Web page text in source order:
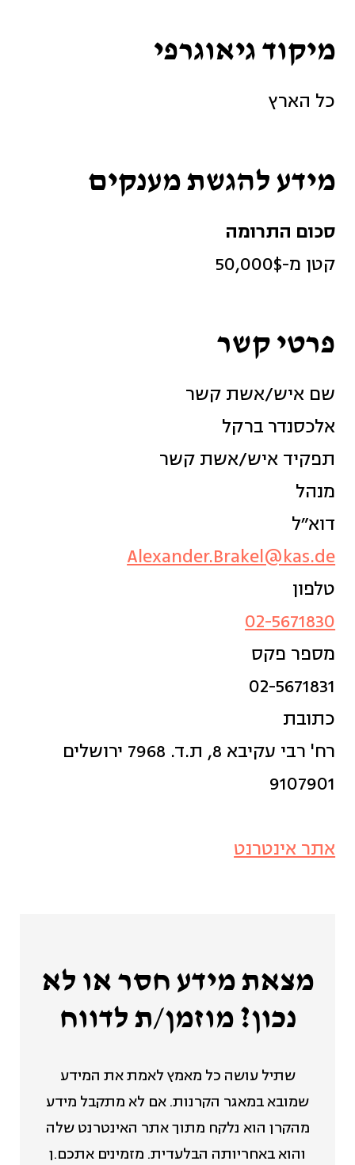
מיקוד גיאוגרפי
כל הארץ
מידע להגשת מענקים
סכום התרומה
קטן מ-50,000$
פרטי קשר
שם איש/אשת קשר
אלכסנדר ברקל
תפקיד איש/אשת קשר
מנהל
דוא״ל
Alexander.Brakel@kas.de
טלפון
02-5671830
מספר פקס
02-5671831
כתובת
רח' רבי עקיבא 8, ת.ד. 7968 ירושלים
9107901
אתר אינטרנט
מצאת מידע חסר או לא
נכון? מוזמן/ת לדווח
שתיל עושה כל מאמץ לאמת את המידע
שמובא במאגר הקרנות. אם לא מתקבל מידע
מהקרן הוא נלקח מתוך אתר האינטרנט שלה
והוא באחריותה הבלעדית. מזמינים אתכם.ן